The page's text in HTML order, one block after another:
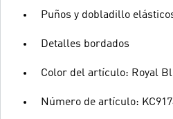
Puños y dobladillo
Detalles bordados
Color del artículo: Royal
Número de artículo: